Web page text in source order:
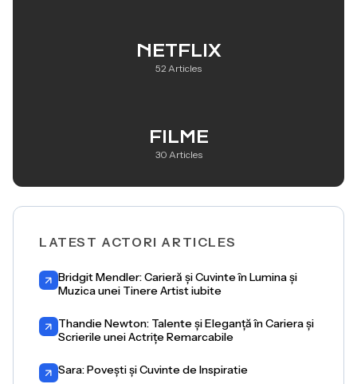
NETFLIX
52 Articles
FILME
30 Articles
LATEST ACTORI ARTICLES
Bridgit Mendler: Carieră și Cuvinte în Lumina și
Muzica unei Tinere Artist iubite
Thandie Newton: Talente și Eleganță în Cariera și
Scrierile unei Actrițe Remarcabile
Sara: Povești și Cuvinte de Inspiratie